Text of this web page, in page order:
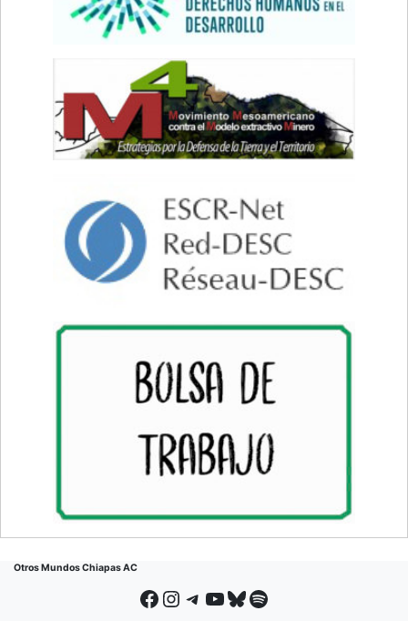
Otros Mundos Chiapas AC
Facebook Instagram Telegram YouTube Bluesky Spotify